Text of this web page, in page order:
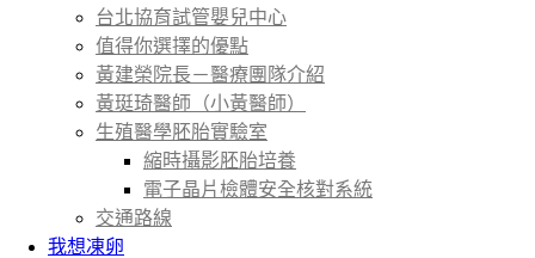
台北協育試管嬰兒中心
值得你選擇的優點
黃建榮院長－醫療團隊介紹
黃珽琦醫師（小黃醫師）
生殖醫學胚胎實驗室
縮時攝影胚胎培養
電子晶片檢體安全核對系統
交通路線
我想凍卵